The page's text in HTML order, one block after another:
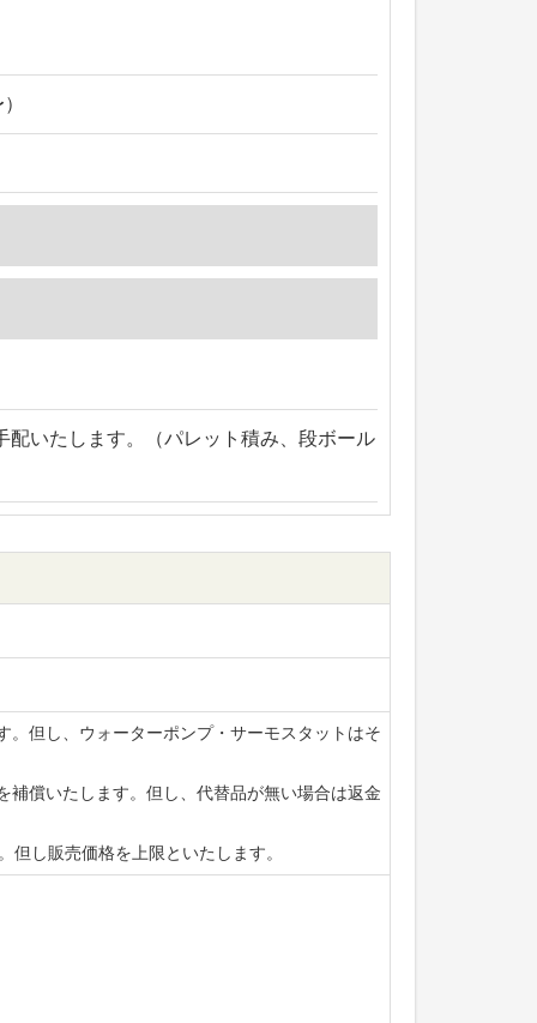
いたします。（パレット積み、段ボール
但し、ウォーターポンプ・サーモスタットはそ
償いたします。但し、代替品が無い場合は返金
し販売価格を上限といたします。